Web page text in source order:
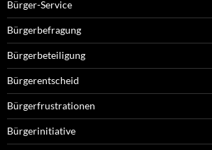
Bürger-Service
Bürgerbefragung
Bürgerbeteiligung
Bürgerentscheid
Bürgerfrustrationen
Bürgerinitiative